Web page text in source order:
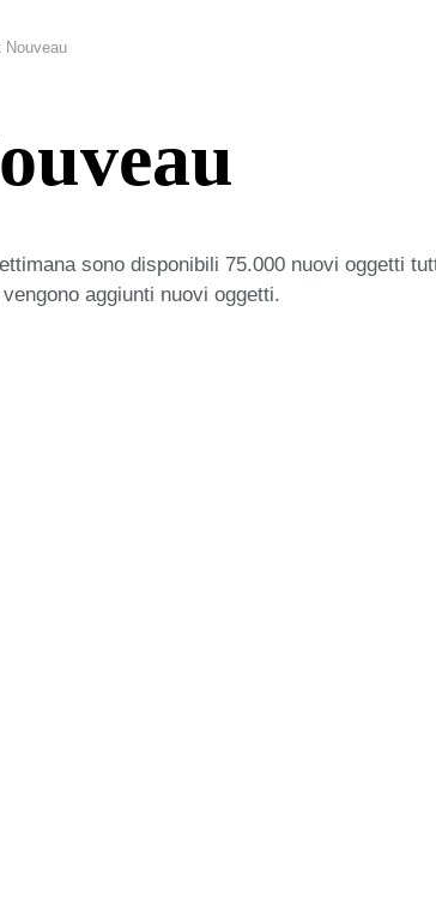
Nouveau
sono disponibili 75.000 nuovi oggetti
aggiunti nuovi oggetti.